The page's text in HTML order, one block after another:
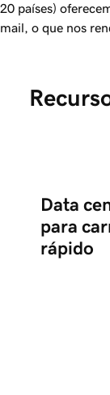
20 países)
mail, o que nos
Data
para
rápido